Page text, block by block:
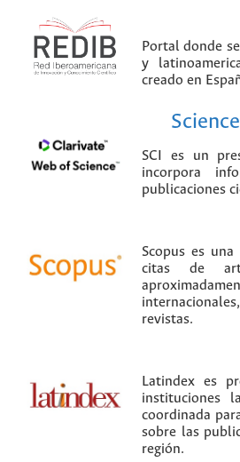
Portal donde
y
creado en
SCI es un
incorpora
publicaciones
Scopus es
citas de
revistas.
Latindex es
instituciones
coordinada
sobre las
región.